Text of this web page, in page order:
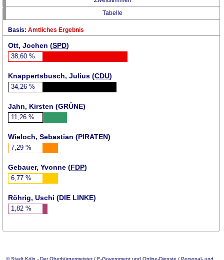
Tabelle
Basis: Amtliches Ergebnis
Ott, Jochen (SPD)
38,60 %
Knappertsbusch, Julius (CDU)
34,26 %
Jahn, Kirsten (GRÜNE)
11,26 %
Wieloch, Sebastian (PIRATEN)
7,29 %
Gebauer, Yvonne (FDP)
6,77 %
Röhrig, Uschi (DIE LINKE)
1,82 %
© Stadt Köln - Der Oberbürgermeister / E-Government und Online-Dienste / Personal- und